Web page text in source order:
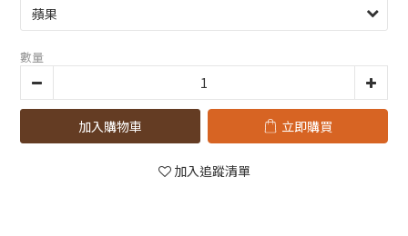
數量
加入購物車 立即購買
加入追蹤清單